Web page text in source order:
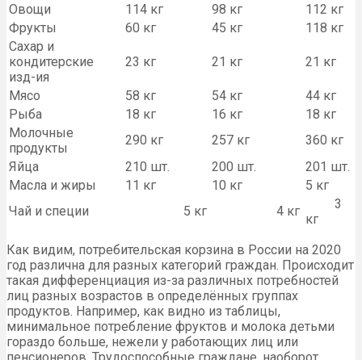
Овощи
114 кг 98 кг
112 кг
Фрукты
60 кг 45 кг
118 кг
Сахар и
кондитерские
изд-ия
23 кг 21 кг 21 кг
Мясо 58 кг 54 кг
44 кг
Рыба
18 кг 16 кг
18 кг
Молочные
продукты
290 кг 257 кг
360 кг
Яйца
210 шт. 200 шт.
201 шт.
Масла и жиры
11 кг 10 кг
5 кг
Чай и специи
5 кг 4 кг
3
кг
Как видим, потребительская корзина в России на 2020
год различна для разных категорий граждан. Происходит
такая дифференциация из-за различных потребностей
лиц разных возрастов в определённых группах
продуктов. Например, как видно из таблицы,
минимальное потребление фруктов и молока детьми
гораздо больше, нежели у работающих лиц или